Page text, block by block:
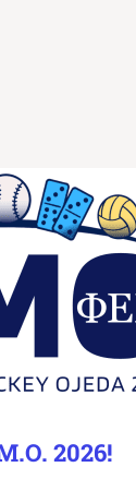
2026!